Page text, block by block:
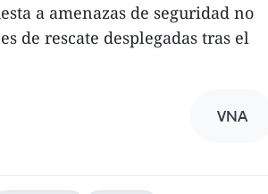
a amenazas de seguridad no
de rescate desplegadas tras el
VNA